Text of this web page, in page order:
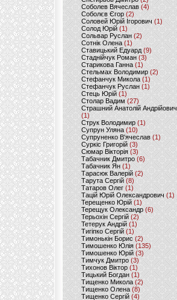
Соболев Вячеслав (4)
Соболєв Єгор(2)
Соловей Юрій Ігорович (1)
Солод Юрій (1)
Сольвар Руслан (2)
Сотнік Олена(1)
Ставицький Едуард (9)
Стаднійчук Роман(3)
Старикова Ганна (1)
Стельмах Володимир(2)
Стефанчук Микола (1)
Стефанчук Руслан (1)
Стець Юрій (1)
Столар Вадим(27)
Страшний Анатолій Андрійович
(1)
Струк Володимир (1)
Супрун Уляна (10)
Супруненко В'ячеслав (1)
Суркіс Григорій (3)
Сюмар Вікторія (3)
Табачник Дмитро (6)
Табачник Ян(1)
Тарасюк Валерій (2)
Тарута Сергій (8)
Татаров Олег(1)
Тацій Юрій Олександрович(1)
Терещенко Юрій(1)
Терещук Олександр(6)
Терьохін Сергій (2)
Тетерук Андрій (1)
Тигіпко Сергій(1)
Тимонькін Борис (2)
Тимошенко Юлія (135)
Тимошенко Юрій(3)
Тимчук Дмитро (3)
Тихонов Віктор (1)
Тицький Богдан (1)
Тищенко Микола (2)
Тищенко Олена (8)
Тищенко Сергій (4)